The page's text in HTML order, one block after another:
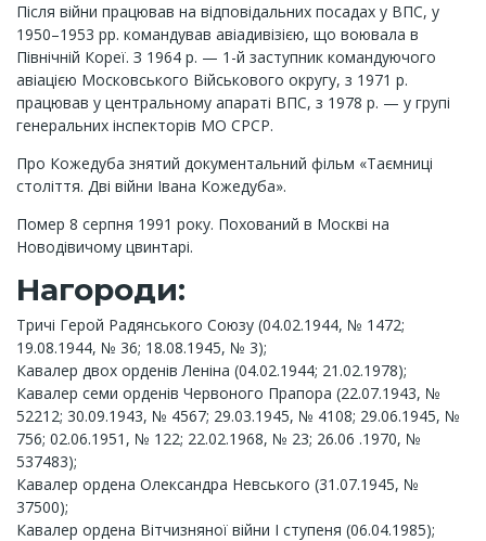
Після війни працював на відповідальних посадах у ВПС, у
1950–1953 рр. командував авіадивізією, що воювала в
Північній Кореї. З 1964 р. — 1-й заступник командуючого
авіацією Московського Військового округу, з 1971 р.
працював у центральному апараті ВПС, з 1978 р. — у групі
генеральних інспекторів МО СРСР.
Про Кожедуба знятий документальний фільм «Таємниці
століття. Дві війни Івана Кожедуба».
Помер 8 серпня 1991 року. Похований в Москві на
Новодівичому цвинтарі.
Нагороди:
Тричі Герой Радянського Союзу (04.02.1944, № 1472;
19.08.1944, № 36; 18.08.1945, № 3);
Кавалер двох орденів Леніна (04.02.1944; 21.02.1978);
Кавалер семи орденів Червоного Прапора (22.07.1943, №
52212; 30.09.1943, № 4567; 29.03.1945, № 4108; 29.06.1945, №
756; 02.06.1951, № 122; 22.02.1968, № 23; 26.06 .1970, №
537483);
Кавалер ордена Олександра Невського (31.07.1945, №
37500);
Кавалер ордена Вітчизняної війни I ступеня (06.04.1985);